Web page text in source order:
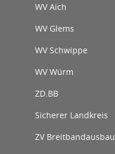
WV Aich
WV Glems
WV Schwippe
WV Würm
ZD.BB
Sicherer Landkreis
ZV Breitbandausbau